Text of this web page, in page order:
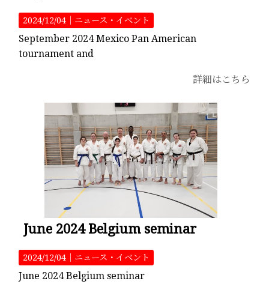
2024/12/04｜ ニュース・イベント
September 2024 Mexico Pan American
tournament and
詳細はこちら
June 2024 Belgium seminar
2024/12/04｜ ニュース・イベント
June 2024 Belgium seminar